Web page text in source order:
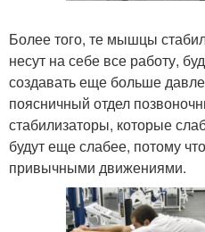
Более того, те мышцы
несут на себе все работу,
создавать еще больше
поясничный отдел
стабилизаторы, которые
будут еще слабее, потому
привычными движениями.